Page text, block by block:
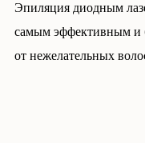
Эпиляция диодным
самым эффективным и
от нежелательных